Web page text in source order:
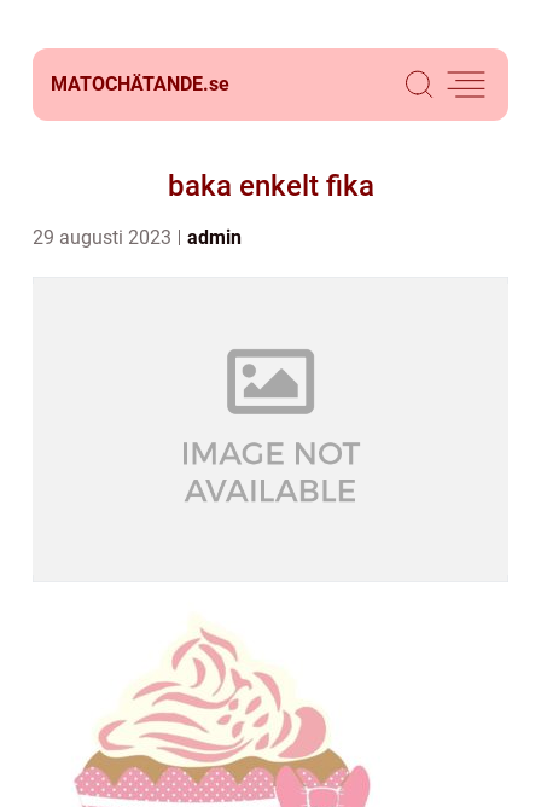
MATOCHÄTANDE.se
baka enkelt fika
29 augusti 2023 admin